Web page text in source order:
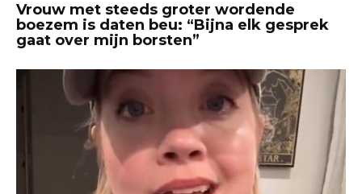
Vrouw met steeds groter wordende
boezem is daten beu: “Bijna elk gesprek
gaat over mijn borsten”